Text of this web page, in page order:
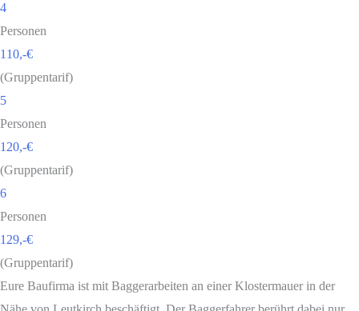
4
Personen
110,-€
(Gruppentarif)
5
Personen
120,-€
(Gruppentarif)
6
Personen
129,-€
(Gruppentarif)
Eure Baufirma ist mit Baggerarbeiten an einer Klostermauer in der